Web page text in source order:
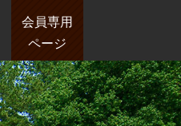
会員専用
ページ